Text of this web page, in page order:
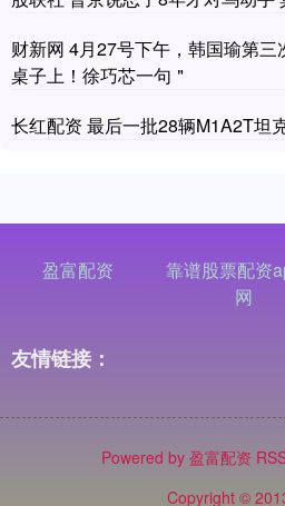
财新网 4月27号下午，韩国瑜第
桌子上！徐巧芯一句＂
长红配资 最后一批28辆M1A2T坦
盈富配资
靠谱股票配资
网
友情链接：
Powered by 盈富配资
Copyright ©